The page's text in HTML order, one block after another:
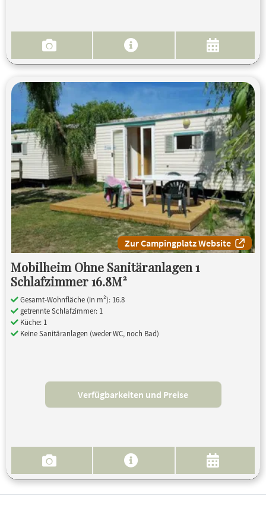
Zur Campingplatz Website
Mobilheim Ohne Sanitäranlagen 1
Schlafzimmer 16.8M²
Gesamt-Wohnfläche (in m²): 16.8
getrennte Schlafzimmer: 1
Küche: 1
Keine Sanitäranlagen (weder WC, noch Bad)
Verfügbarkeiten und Preise